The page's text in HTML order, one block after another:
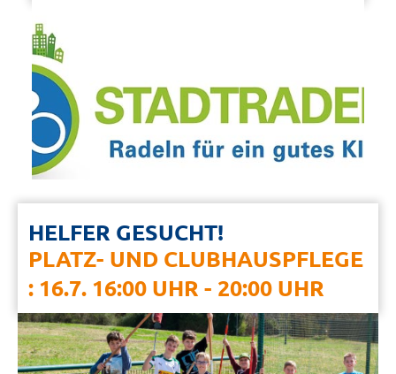
HELFER GESUCHT!
PLATZ- UND CLUBHAUSPFLEGE
: 16.7. 16:00 UHR - 20:00 UHR